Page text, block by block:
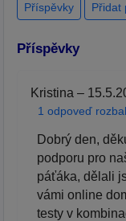
Příspěvky Přidat
Příspěvky
Kristina –
1 odpoveď
Dobrý den,
podporu pro
páťáka, dělali
vámi online
testy v